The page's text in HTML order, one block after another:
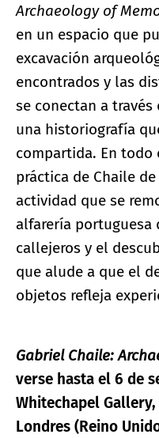
Archaeology of
en un espacio que
excavación
encontrados y las
se conectan a
una historiografía
compartida. En
práctica de Chaile
actividad que se
alfarería portuguesa
callejeros y el
que alude a que el
objetos refleja
Gabriel Chaile:
verse hasta el 6 de
Whitechapel
Londres (Reino